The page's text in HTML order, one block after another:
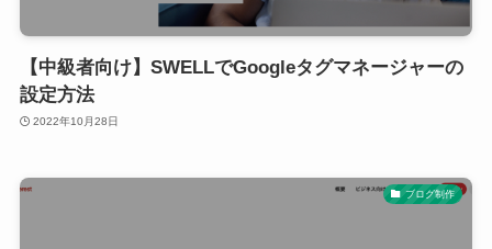
【中級者向け】SWELLでGoogleタグマネージャーの
設定方法
2022年10月28日
ブログ制作